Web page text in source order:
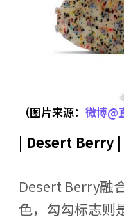
（图片来源： 微博@
| Desert Berry |
Desert Berry融
色，勾勾标志则